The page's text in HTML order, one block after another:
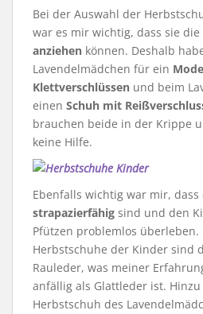
Bei der Auswahl der
war es mir wichtig, dass sie die
anziehen können. Deshalb
Lavendelmädchen für ein
Klettverschlüssen und beim
einen Schuh mit
brauchen beide in der Krippe
keine Hilfe.
Ebenfalls wichtig war mir, dass
strapazierfähig sind und den
Pfützen problemlos überleben.
Herbstschuhe der Kinder sind
Rauleder, was meiner
anfällig als Glattleder ist.
Herbstschuh des